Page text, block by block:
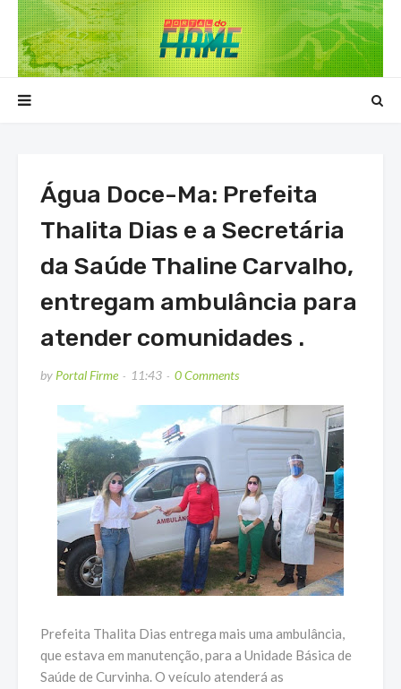
Água Doce-Ma: Prefeita
Thalita Dias e a Secretária
da Saúde Thaline Carvalho,
entregam ambulância para
atender comunidades .
byPortal Firme 11:43 0 Comments
Prefeita Thalita Dias entrega mais uma ambulância,
que estava em manutenção, para a Unidade Básica de
Saúde de Curvinha. O veículo atenderá as